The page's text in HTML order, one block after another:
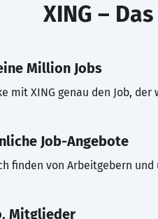
XING –
Million Jobs
mit XING genau den Job, der
Job-Angebote
finden von Arbeitgebern und
Mitglieder